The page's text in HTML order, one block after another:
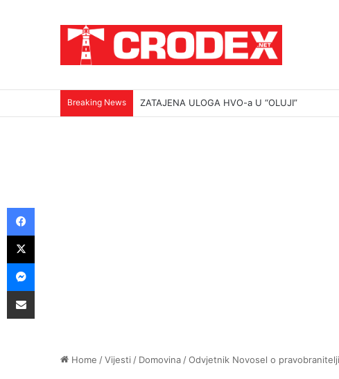
Breaking News ZATAJENA ULOGA HVO-a U “OLUJI”
Home /Vijesti / Domovina /Odvjetnik Novosel o
Facebook
X
Messenger
Podijeli putem E-maila